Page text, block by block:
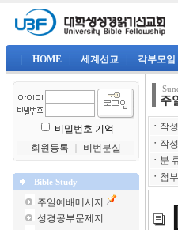
HOME 세계선교 각부모임
비밀번호 기억
회원등록
비번분실
Bible Study
주일예배메시지
성경공부문제지
주
ㆍ 작
ㆍ 작
ㆍ 분
ㆍ 첨